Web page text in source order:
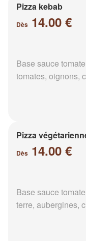
Pizza kebab
Dès 14.00 €
Base sauce
tomates, oignons,
Pizza
Dès 14.00 €
Base sauce
terre, aubergines,